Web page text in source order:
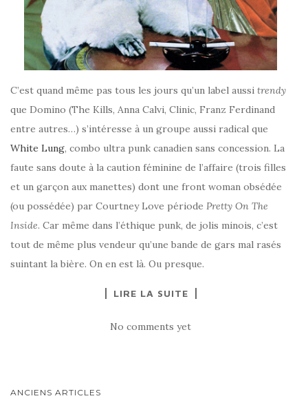
C’est quand même pas tous les jours qu’un label aussi trendy
que Domino (The Kills, Anna Calvi, Clinic, Franz Ferdinand
entre autres…) s’intéresse à un groupe aussi radical que
White Lung, combo ultra punk canadien sans concession. La
faute sans doute à la caution féminine de l’affaire (trois filles
et un garçon aux manettes) dont une front woman obsédée
(ou possédée) par Courtney Love période Pretty On The
Inside. Car même dans l’éthique punk, de jolis minois, c’est
tout de même plus vendeur qu’une bande de gars mal rasés
suintant la bière. On en est là. Ou presque.
LIRE LA SUITE
No comments yet
PAGINATION
ANCIENS ARTICLES